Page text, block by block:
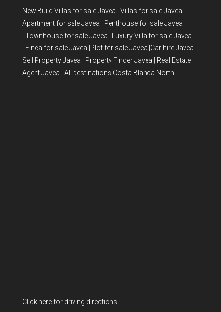
New Build Villas for sale Javea Villas for sale Javea
Apartment for sale Javea
Penthouse for sale Javea
Townhouse for sale Javea
Luxury Villa for sale Javea
Finca for sale Javea Plot for sale Javea Car hire Javea
Sell Property Javea
Property Finder Javea
Real Estate
Agent Javea
All destinations Costa Blanca North
Click here for driving directions